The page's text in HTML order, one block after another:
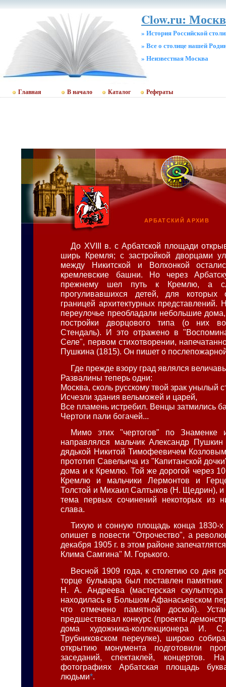
Clow.ru:
» История Российской
» Все о столице нашей
» Неизвестная Москва
Главная В начало Каталог Рефераты
АРБАТСКИЙ АРХИВ
До XVIII в. с Арбатской площади
ширь Кремля; с застройкой дворцами
между Никитской и Волхонкой
кремлевские башни. Но через
прежнему шел путь к Кремлю, а
прогуливавшихся детей, для которых
границей архитектурных представлений.
переулочье преобладали небольшие
постройки дворцового типа (о них
Стендаль). И это отражено в
Селе", первом стихотворении,
Пушкина (1815). Он пишет о
Где прежде взору град являлся
Развалины теперь одни:
Москва, сколь русскому твой зрак унылый
Исчезли здания вельможей и царей,
Все пламень истребил. Венцы затмились
Чертоги пали богачей...
Мимо этих "чертогов" по Знаменке
направлялся мальчик Александр
дядькой Никитой Тимофеевичем
прототип Савельича из "Капитанской
дома и к Кремлю. Той же дорогой через
Кремлю и мальчики Лермонтов и
Толстой и Михаил Салтыков (Н. Щедрин), и
тема первых сочинений некоторых из
слава.
Тихую и сонную площадь конца 1830-х
опишет в повести "Отрочество", а
декабря 1905 г. в этом районе
Клима Самгина" М. Горького.
Весной 1909 года, к столетию со дня
торце бульвара был поставлен
Н. А. Андреева (мастерская
находилась в Большом Афанасьевском
что отмечено памятной доской).
предшествовал конкурс (проекты
дома художника-коллекционера И.
Трубниковском переулке), широко
открытию монумента подготовили
заседаний, спектаклей, концертов.
фотографиях Арбатская площадь
людьми*.